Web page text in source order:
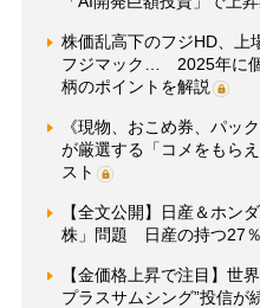
株価乱高下のフジHD、上
フジマック… 2025年に
柄のポイントを解説
《現物、おこめ券、パッ
が厳選する「コメをもら
スト
【全文公開】日産＆ホン
株」問題 日産の持つ27
【金価格上昇で注目】世
プラスサムシング”投信